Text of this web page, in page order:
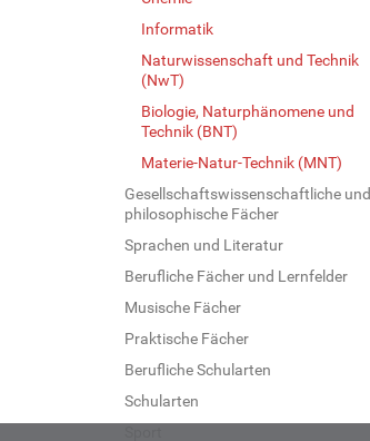
Informatik
Naturwissenschaft und Technik
(NwT)
Biologie, Naturphänomene und
Technik (BNT)
Materie-Natur-Technik (MNT)
Gesellschaftswissenschaftliche und
philosophische Fächer
Sprachen und Literatur
Berufliche Fächer und Lernfelder
Musische Fächer
Praktische Fächer
Berufliche Schularten
Schularten